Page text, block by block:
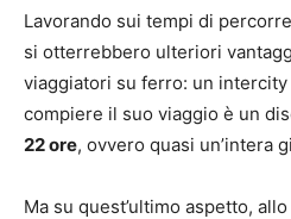
Lavorando sui tempi di
si otterrebbero ulteriori
viaggiatori su ferro: un
compiere il suo viaggio è un
22 ore, ovvero quasi un’intera
Ma su quest’ultimo aspetto,